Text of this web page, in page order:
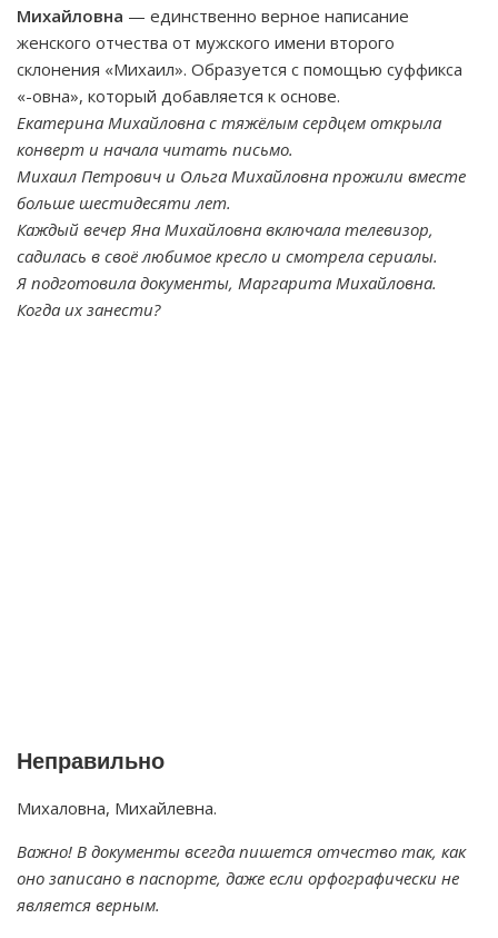
Михайловна — единственно верное написание
женского отчества от мужского имени второго
склонения «Михаил». Образуется с помощью суффикса
«-овна», который добавляется к основе.
Екатерина Михайловна с тяжёлым сердцем открыла
конверт и начала читать письмо.
Михаил Петрович и Ольга Михайловна прожили вместе
больше шестидесяти лет.
Каждый вечер Яна Михайловна включала телевизор,
садилась в своё любимое кресло и смотрела сериалы.
Я подготовила документы, Маргарита Михайловна.
Когда их занести?
Неправильно
Михаловна, Михайлевна.
Важно! В документы всегда пишется отчество так, как
оно записано в паспорте, даже если орфографически не
является верным.